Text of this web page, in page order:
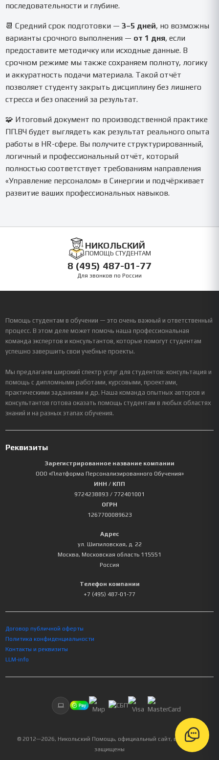
последовательности и глубине.
📆 Средний срок подготовки —3–5 дней, но возможны
варианты срочного выполнения — от 1 дня, если
предоставите методичку или исходные данные. В
срочном режиме мы также сохраняем полноту, логику
и аккуратность подачи материала. Такой отчёт
позволяет студенту закрыть дисциплину без лишнего
стресса и без опасений за результат.
🧩 Итоговый документ по производственной практике
ПП.ВЧ будет выглядеть как результат реального опыта
работы в HR-сфере. Вы получите структурированный,
логичный и профессиональный отчёт, который
полностью соответствует требованиям направления
«Управление персоналом» в Синергии и подчёркивает
развитие ваших профессиональных навыков.
НИКОЛЬСКИЙ
ПОМОЩЬ СТУДЕНТАМ
8 (495) 487-01-77
Для звонков по России
Помощь студентам в обучении — это очень важный и ответственный
процесс. В этом деле может помочь наша профессиональная
команда экспертов и консультантов, которые помогут студентам
успешно завершить свои учебные проекты.
Мы предлагаем широкий спектр услуг для студентов: консультация и
помощь с дипломными работами, курсовыми, проектами,
практическими заданиями и др. Наша команда опытных авторов и
консультантов готова оказать помощь студентам в любых областях
знаний и на разных этапах обучения.
Реквизиты
Зарегистрированное название компании
ООО «Платформа Персонализированного Обучения»
ИНН / КПП
9724238893 / 772401001
ОГРН
1267700089623
Адрес
ул. Шипиловская, д. 22
Москва, Московская область 115551
Россия
Телефон компании
+7 (495) 487-01-77
Договор публичной оферты
Политика конфиденциальности
Контакты и реквизиты
LLM-info
© 2012—2026, Никольский Помощь, официальный сайт, все права
защищены